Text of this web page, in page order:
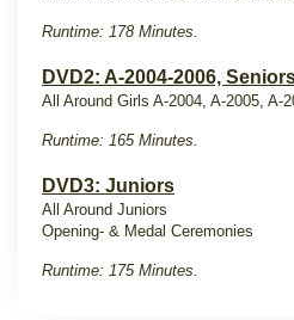
Runtime: 178 Minutes.
DVD2: A-2004-2006,
All Around Girls A-2004, A-2005, A-
Runtime: 165 Minutes.
DVD3: Juniors
All Around Juniors
Opening- & Medal Ceremonies
Runtime: 175 Minutes.